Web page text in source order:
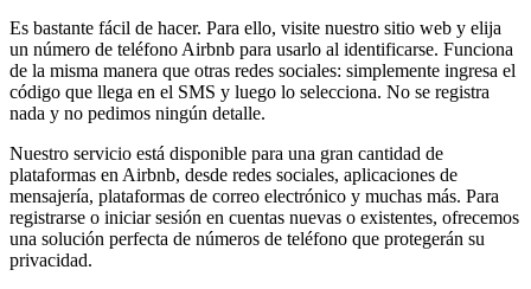
Es bastante fácil de hacer. Para ello, visite nuestro sitio web y elija
un número de teléfono Airbnb para usarlo al identificarse. Funciona
de la misma manera que otras redes sociales: simplemente ingresa el
código que llega en el SMS y luego lo selecciona. No se registra
nada y no pedimos ningún detalle.
Nuestro servicio está disponible para una gran cantidad de
plataformas en Airbnb, desde redes sociales, aplicaciones de
mensajería, plataformas de correo electrónico y muchas más. Para
registrarse o iniciar sesión en cuentas nuevas o existentes, ofrecemos
una solución perfecta de números de teléfono que protegerán su
privacidad.